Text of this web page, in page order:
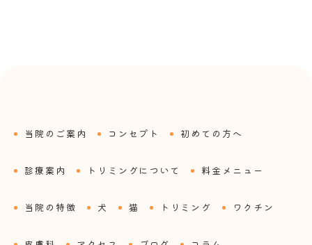
当院のご案内 コンセプト 初めての方へ
診療案内 トリミングについて 料金メニュー
当院の特徴 犬 猫 トリミング ワクチン